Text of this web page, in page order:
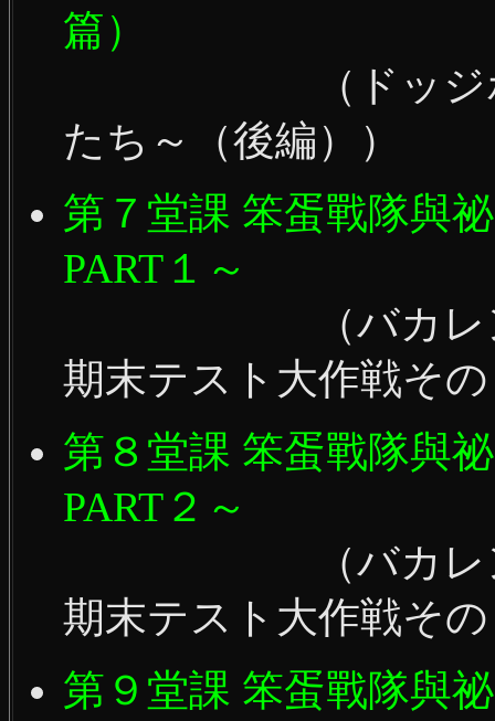
篇）
（ドッジボール
たち～（後編））
第７堂課 笨蛋戰隊與
PART１～
（バカレンジ
期末テスト大作戦そ
第８堂課 笨蛋戰隊與
PART２～
（バカレンジ
期末テスト大作戦そ
第９堂課 笨蛋戰隊與